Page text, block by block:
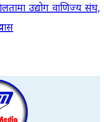
उद्योग वाणिज्य संघ,